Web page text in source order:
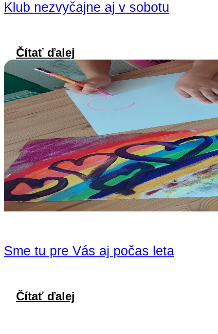
Klub nezvyčajne aj v sobotu
Čítať ďalej
Sme tu pre Vás aj počas leta
Čítať ďalej